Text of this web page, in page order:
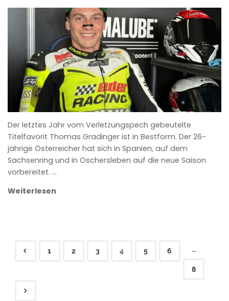
ANKE WIECZOREK
Der letztes Jahr vom Verletzungspech gebeutelte
Titelfavorit Thomas Gradinger ist in Bestform. Der 26-
jährige Österreicher hat sich in Spanien, auf dem
Sachsenring und in Oschersleben auf die neue Saison
vorbereitet. …
Weiterlesen
der
1 2 3 4 5 6 …
8